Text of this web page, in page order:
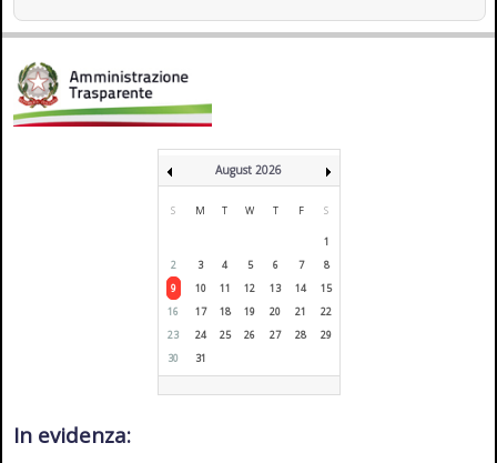
August 2026
S M T W T F S
1
2
3 4 5 6 7
8
9
10 11 12 13 14
15
16
17 18 19 20 21
22
23
24 25 26 27 28
29
30
31
In evidenza: